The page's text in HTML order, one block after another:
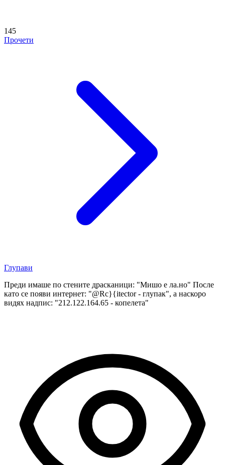
145
Прочети
Глупави
Преди имаше по стените драсканици: "Мишо е ла.но" После
като се появи интернет: "@Rc}{itector - глупак", а наскоро
видях надпис: "212.122.164.65 - копелета"